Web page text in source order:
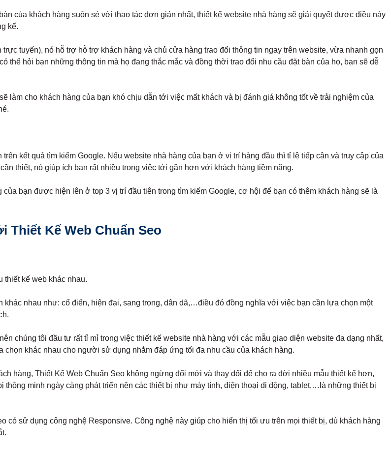
của khách hàng suôn sẻ với thao tác đơn giản nhất, thiết kế website nhà hàng sẽ giải quyết được điều này
kể.
tuyến), nó hỗ trợ hỗ trợ khách hàng và chủ cửa hàng trao đổi thông tin ngay trên website, vừa nhanh gọn
hỏi bạn những thông tin mà họ đang thắc mắc và đồng thời trao đổi nhu cầu đặt bàn của họ, bạn sẽ dễ
cho khách hàng của bạn khó chịu dẫn tới việc mất khách và bị đánh giá không tốt về trải nghiệm của
kết quả tìm kiếm Google. Nếu website nhà hàng của bạn ở vị trí hàng đầu thì tỉ lệ tiếp cận và truy cập của
thiết, nó giúp ích bạn rất nhiều trong việc tới gần hơn với khách hàng tiềm năng.
bạn được hiện lên ở top 3 vị trí đầu tiên trong tìm kiếm Google, cơ hội để bạn có thêm khách hàng sẽ là
Thiết Kế Web Chuẩn Seo
thiết kế web khác nhau.
nhau như: cổ điển, hiện đại, sang trọng, dân dã,…điều đó đồng nghĩa với việc bạn cần lựa chọn một
chúng tôi đầu tư rất tỉ mỉ trong việc thiết kế website nhà hàng với các mẫu giao diện website đa dạng nhất,
khác nhau cho người sử dụng nhằm đáp ứng tối đa nhu cầu của khách hàng.
hàng, Thiết Kế Web Chuẩn Seo không ngừng đổi mới và thay đổi để cho ra đời nhiều mẫu thiết kế hơn,
minh ngày càng phát triển nên các thiết bị như máy tính, điện thoại di động, tablet,…là những thiết bị
có sử dụng công nghệ Responsive. Công nghệ này giúp cho hiển thị tối ưu trên mọi thiết bị, dù khách hàng